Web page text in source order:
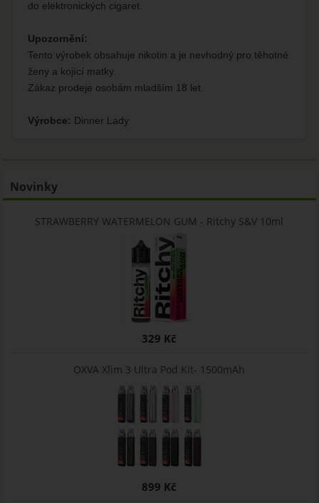
do elektronických cigaret.
Upozornění:
Tento výrobek obsahuje nikotin a je nevhodný pro těhotné
ženy a kojící matky.
Zákaz prodeje osobám mladším 18 let.
Výrobce: Dinner Lady
Novinky
STRAWBERRY WATERMELON GUM - Ritchy S&V 10ml
329 Kč
OXVA Xlim 3 Ultra Pod Kit- 1500mAh
899 Kč